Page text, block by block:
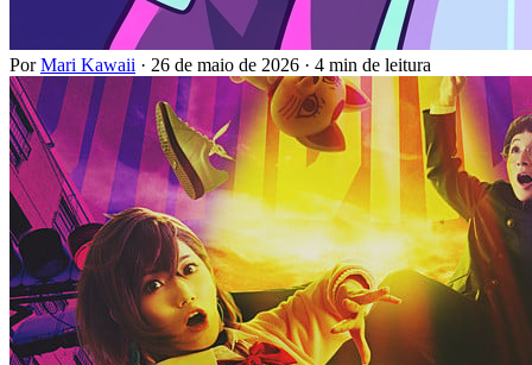
PorMari Kawaii · 26 de maio de 2026 · 4 min de leitura